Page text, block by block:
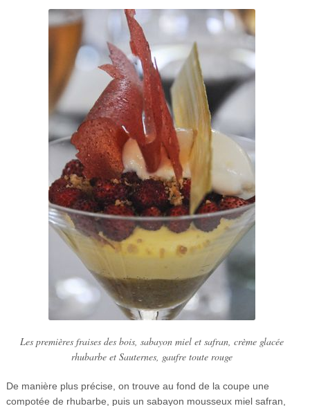
Les premières fraises des bois, sabayon miel et safran, crème glacée
rhubarbe et Sauternes, gaufre toute rouge
De manière plus précise, on trouve au fond de la coupe une
compotée de rhubarbe, puis un sabayon mousseux miel safran,